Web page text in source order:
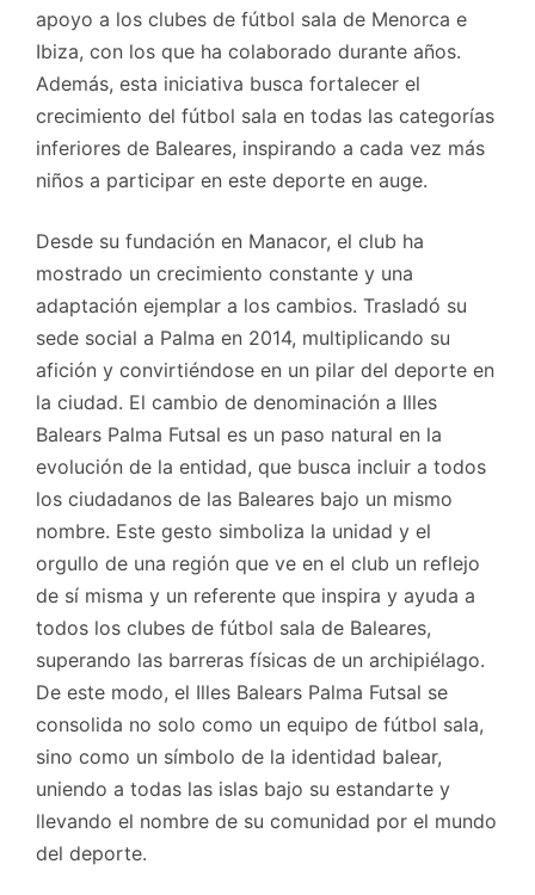
apoyo a los clubes de fútbol sala de Menorca e
Ibiza, con los que ha colaborado durante años.
Además, esta iniciativa busca fortalecer el
crecimiento del fútbol sala en todas las categorías
inferiores de Baleares, inspirando a cada vez más
niños a participar en este deporte en auge.
Desde su fundación en Manacor, el club ha
mostrado un crecimiento constante y una
adaptación ejemplar a los cambios. Trasladó su
sede social a Palma en 2014, multiplicando su
afición y convirtiéndose en un pilar del deporte en
la ciudad. El cambio de denominación a Illes
Balears Palma Futsal es un paso natural en la
evolución de la entidad, que busca incluir a todos
los ciudadanos de las Baleares bajo un mismo
nombre. Este gesto simboliza la unidad y el
orgullo de una región que ve en el club un reflejo
de sí misma y un referente que inspira y ayuda a
todos los clubes de fútbol sala de Baleares,
superando las barreras físicas de un archipiélago.
De este modo, el Illes Balears Palma Futsal se
consolida no solo como un equipo de fútbol sala,
sino como un símbolo de la identidad balear,
uniendo a todas las islas bajo su estandarte y
llevando el nombre de su comunidad por el mundo
del deporte.